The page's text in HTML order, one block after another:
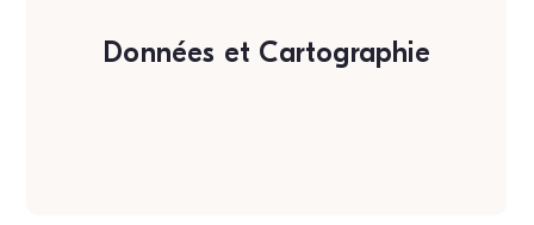
Données et Cartographie